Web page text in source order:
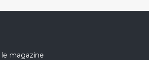
magazine